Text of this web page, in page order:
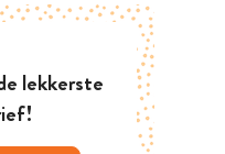
lekkerste